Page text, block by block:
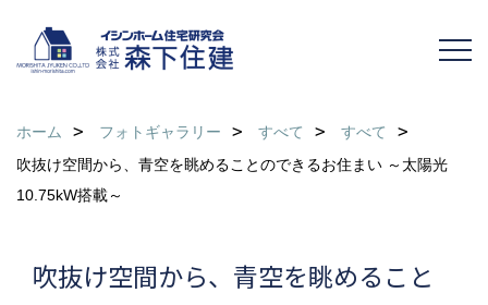
ホーム フォトギャラリー すべて
すべて
吹抜け空間から、青空を眺めることのできるお住まい ～太陽光
10.75kW搭載～
吹抜け空間から、青空を眺めること